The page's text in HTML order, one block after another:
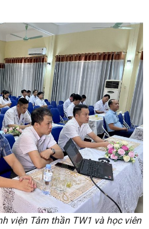
viện Tâm thần TW1 và học viên